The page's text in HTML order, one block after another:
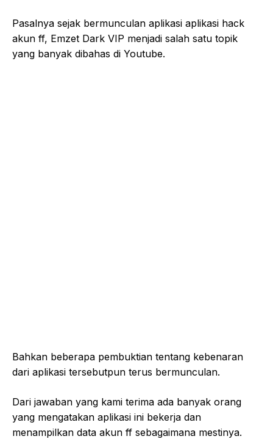
Pasalnya sejak bermunculan aplikasi aplikasi hack
akun ff, Emzet Dark VIP menjadi salah satu topik
yang banyak dibahas di Youtube.
Bahkan beberapa pembuktian tentang kebenaran
dari aplikasi tersebutpun terus bermunculan.
Dari jawaban yang kami terima ada banyak orang
yang mengatakan aplikasi ini bekerja dan
menampilkan data akun ff sebagaimana mestinya.